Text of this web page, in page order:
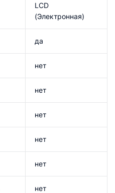
LCD
(Электронная)
да
нет
нет
нет
нет
нет
нет